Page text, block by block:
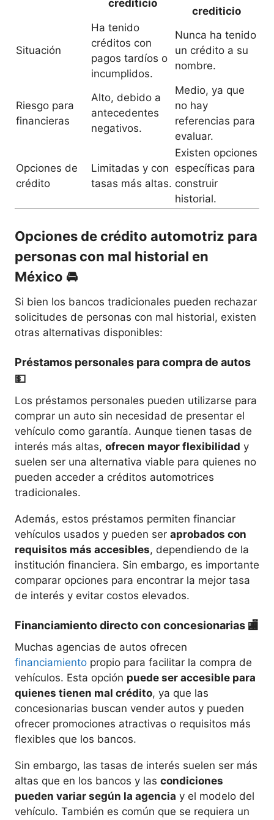
crediticio
crediticio
Situación
Ha tenido
créditos con
pagos tardíos o
incumplidos.
Nunca ha tenido
un crédito a su
nombre.
Riesgo para
financieras
Alto, debido a
antecedentes
negativos.
Medio, ya que
no hay
referencias para
evaluar.
Opciones de
crédito
Limitadas y con
tasas más altas.
Existen opciones
específicas para
construir
historial.
Opciones de crédito automotriz para
personas con mal historial en
México 🚘
Si bien los bancos tradicionales pueden rechazar
solicitudes de personas con mal historial, existen
otras alternativas disponibles:
Préstamos personales para compra de autos
💵
Los préstamos personales pueden utilizarse para
comprar un auto sin necesidad de presentar el
vehículo como garantía. Aunque tienen tasas de
interés más altas, ofrecen mayor flexibilidad y
suelen ser una alternativa viable para quienes no
pueden acceder a créditos automotrices
tradicionales.
Además, estos préstamos permiten financiar
vehículos usados y pueden ser aprobados con
requisitos más accesibles, dependiendo de la
institución financiera. Sin embargo, es importante
comparar opciones para encontrar la mejor tasa
de interés y evitar costos elevados.
Financiamiento directo con concesionarias 🏬
Muchas agencias de autos ofrecen
financiamiento propio para facilitar la compra de
vehículos. Esta opción puede ser accesible para
quienes tienen mal crédito, ya que las
concesionarias buscan vender autos y pueden
ofrecer promociones atractivas o requisitos más
flexibles que los bancos.
Sin embargo, las tasas de interés suelen ser más
altas que en los bancos y las condiciones
pueden variar según la agencia y el modelo del
vehículo. También es común que se requiera un